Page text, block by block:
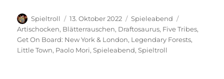
Autor
Spieltroll
Veröffentlicht
am
13. Oktober 2022 Kategorien
Spieleabend
Artischocken, Blätterrauschen, Draftosaurus, Five Tribes,
Get On Board: New York & London, Legendary Forests,
Little Town, Paolo Mori,Spieleabend,Spieltroll